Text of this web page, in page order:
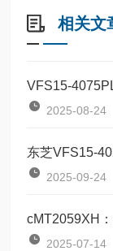
相关文
VFS15-
2025-08-24
2025-09-24
cMT2059XH
2025-07-14